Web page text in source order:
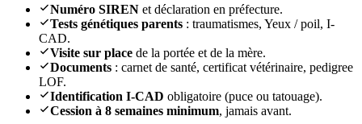
Numéro SIREN et déclaration en préfecture.
Tests génétiques parents : traumatismes, Yeux / poil, I-
CAD.
Visite sur place de la portée et de la mère.
Documents : carnet de santé, certificat vétérinaire, pedigree
LOF.
Identification I-CAD obligatoire (puce ou tatouage).
Cession à 8 semaines minimum, jamais avant.